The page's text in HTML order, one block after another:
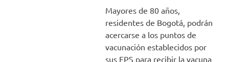
Mayores de 80 años,
residentes de Bogotá, podrán
acercarse a los puntos de
vacunación establecidos por
sus EPS para recibir la vacuna